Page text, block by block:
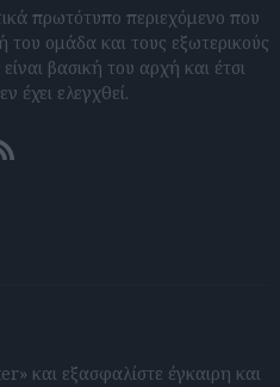
πρωτότυπο περιεχόμενο που
του ομάδα και τους εξωτερικούς
βασική του αρχή και έτσι
έχει ελεγχθεί.
RSS feeds
και εξασφαλίστε έγκαιρη και